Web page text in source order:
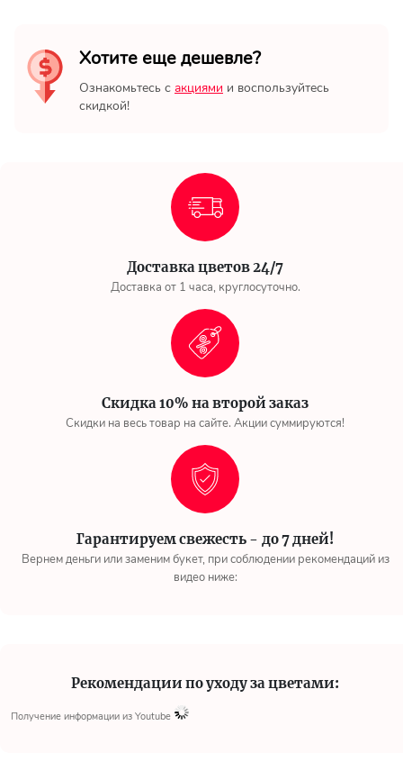
Хотите еще дешевле?
Ознакомьтесь с акциями и воспользуйтесь
скидкой!
Доставка цветов 24/7
Доставка от 1 часа, круглосуточно.
Скидка 10% на второй заказ
Скидки на весь товар на сайте. Акции суммируются!
Гарантируем свежесть - до 7 дней!
Вернем деньги или заменим букет, при соблюдении рекомендаций из
видео ниже:
Рекомендации по уходу за цветами:
Получение информации из Youtube